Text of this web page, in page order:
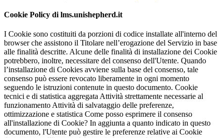
Cookie Policy di lms.unishepherd.it
I Cookie sono costituiti da porzioni di codice installate all'interno del
browser che assistono il Titolare nell’erogazione del Servizio in base
alle finalità descritte. Alcune delle finalità di installazione dei Cookie
potrebbero, inoltre, necessitare del consenso dell'Utente. Quando
l’installazione di Cookies avviene sulla base del consenso, tale
consenso può essere revocato liberamente in ogni momento
seguendo le istruzioni contenute in questo documento. Cookie
tecnici e di statistica aggregata Attività strettamente necessarie al
funzionamento Attività di salvataggio delle preferenze,
ottimizzazione e statistica Come posso esprimere il consenso
all'installazione di Cookie? In aggiunta a quanto indicato in questo
documento, l'Utente può gestire le preferenze relative ai Cookie